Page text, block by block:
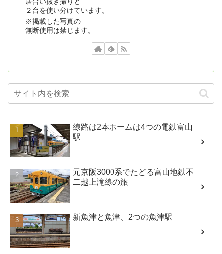
２台を使い分けています。
※掲載した写真の
無断使用は禁じます。
線路は2本ホームは4つの電鉄富山
駅
元京阪3000系でたどる富山地鉄不
二越上滝線の旅
新魚津と魚津、2つの魚津駅